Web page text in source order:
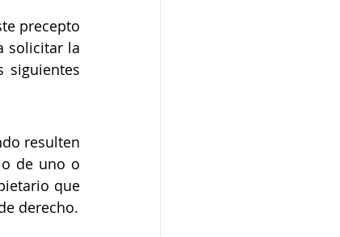
precepto
solicitar la
siguientes
resulten
de uno o
que
derecho.